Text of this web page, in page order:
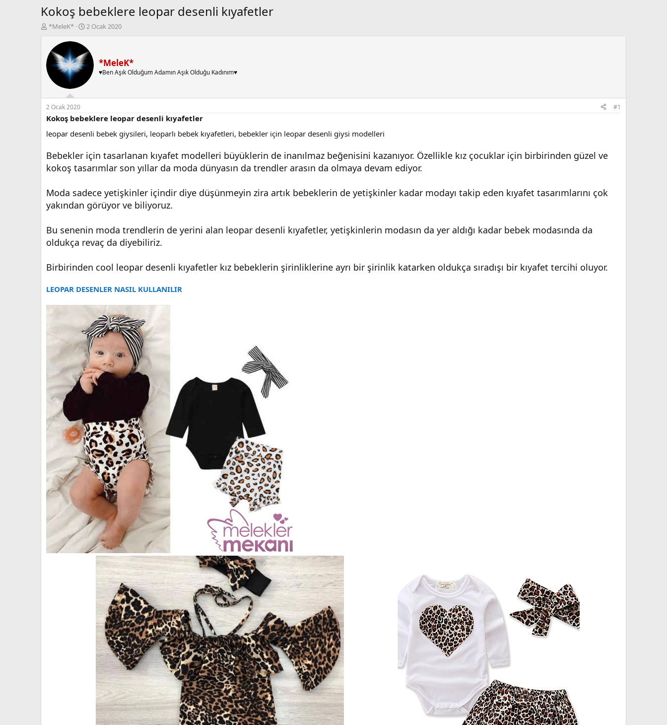
Kokoş bebeklere leopar desenli kıyafetler
K
b
u
a
ş
l
a
t
n
*MeleK*
B
l
g
ç
a
r
i
i
2 Ocak 2020
*MeleK*
♥Ben Aşık Olduğum Adamın Aşık Olduğu Kadınım♥
2 Ocak 2020 #1
Kokoş bebeklere leopar desenli kıyafetler
leopar desenli bebek giysileri, leoparlı bebek kıyafetleri, bebekler için leopar desenli giysi modelleri
Bebekler için tasarlanan kıyafet modelleri büyüklerin de inanılmaz beğenisini kazanıyor. Özellikle kız çocuklar için birbirinden güzel ve
kokoş tasarımlar son yıllar da moda dünyasın da trendler arasın da olmaya devam ediyor.
Moda sadece yetişkinler içindir diye düşünmeyin zira artık bebeklerin de yetişkinler kadar modayı takip eden kıyafet tasarımlarını çok
yakından görüyor ve biliyoruz.
Bu senenin moda trendlerin de yerini alan leopar desenli kıyafetler, yetişkinlerin modasın da yer aldığı kadar bebek modasında da
oldukça revaç da diyebiliriz.
Birbirinden cool leopar desenli kıyafetler kız bebeklerin şirinliklerine ayrı bir şirinlik katarken oldukça sıradışı bir kıyafet tercihi oluyor.
LEOPAR DESENLER NASIL KULLANILIR